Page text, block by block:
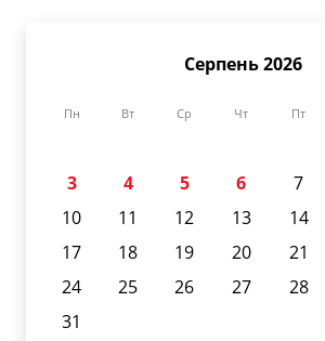
Серпень 2026
Пн Вт Ср Чт Пт
3
4 5 6 7
10
11 12 13 14
17
18 19 20 21
24
25 26 27 28
31